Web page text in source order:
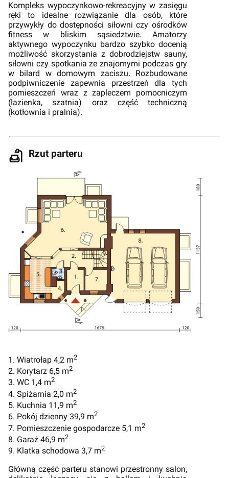
Kompleks wypoczynkowo-rekreacyjny w zasięgu
ręki to idealne rozwiązanie dla osób, które
przywykły do dostępności siłowni czy ośrodków
fitness w bliskim sąsiedztwie. Amatorzy
aktywnego wypoczynku bardzo szybko docenią
możliwość skorzystania z dobrodziejstw sauny,
siłowni czy spotkania ze znajomymi podczas gry
w bilard w domowym zaciszu. Rozbudowane
podpiwniczenie zapewnia przestrzeń dla tych
pomieszczeń wraz z zapleczem pomocniczym
(łazienka, szatnia) oraz część techniczną
(kotłownia i pralnia).
Rzut parteru
1. Wiatrołap 4,2 m2
2. Korytarz 6,5 m2
3. WC 1,4 m2
4. Spiżarnia 2,0 m2
5. Kuchnia 11,9 m2
6. Pokój dzienny 39,9 m2
7. Pomieszczenie gospodarcze 5,1 m2
8. Garaż 46,9 m2
9. Klatka schodowa 3,7 m2
Główną część parteru stanowi przestronny salon,